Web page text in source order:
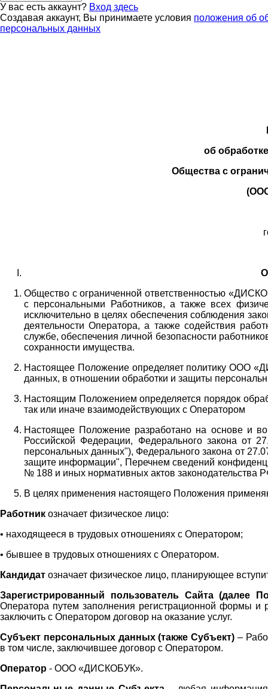
У вас есть аккаунт? Вход здесь
Создавая аккаунт, Вы принимаете условия положения об
персональных данных
об
Общества с
Общество с ограниченной ответственностью
с персональными Работников, а также всех
исключительно в целях обеспечения соблюдения
деятельности Оператора,а также содействия
службе, обеспечения личной безопасности
сохранности имущества.
Настоящее Положение определяет политику ООО
данных, в отношении обработки и защиты
Настоящим Положением определяется порядок
так или иначе взаимодействующих с Оператором
Настоящее Положение разработано на основе и во
Российской Федерации, Федерального закона
персональных данных"), Федерального закона от
защите информации", Перечнем сведений
№ 188 и иных нормативных актов законодательства
В целях применения настоящего Положения
Работник означает физическое лицо:
• находящееся в трудовых отношениях с Оператором;
• бывшее в трудовых отношениях с Оператором.
Кандидат означает физическое лицо, планирующее
Зарегистрированный пользователь Сайта (далее
Оператора путем заполнения регистрационной формы и
заключить с Оператором договор на оказание услуг.
Субъект персональных данных (также Субъект) –
в том числе, заключившее договор с Оператором.
Оператор - ООО «ДИСКОБУК».